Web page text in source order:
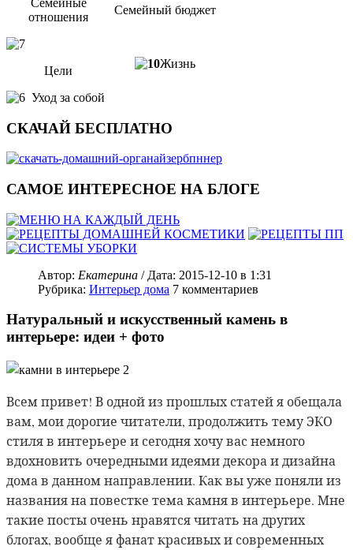
отношения
Семейный бюджет
Цели
Жизнь
Уход за собой
СКАЧАЙ БЕСПЛАТНО
САМОЕ ИНТЕРЕСНОЕ НА БЛОГЕ
Автор: Екатерина / Дата: 2015-12-10 в 1:31
Рубрика: Интерьер дома 7 комментариев
Натуральный и искусственный камень в
интерьере: идеи + фото
Всем привет! В одной из прошлых статей я обещала
вам, мои дорогие читатели, продолжить тему ЭКО
стиля в интерьере и сегодня хочу вас немного
вдохновить очередными идеями декора и дизайна
дома в данном направлении. Как вы уже поняли из
названия на повестке тема камня в интерьере. Мне
такие посты очень нравятся читать на других
блогах, вообще я фанат красивых и современных